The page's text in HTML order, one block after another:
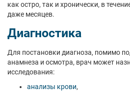
как остро, так и хронически, в
даже месяцев.
Диагностика
Для постановки диагноза, помимо
анамнеза и осмотра, врач может
исследования:
анализы крови,